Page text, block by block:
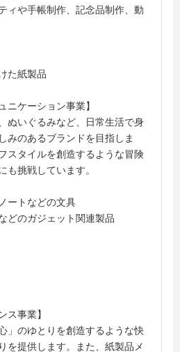
ィや手帳制作、記念品制作、動
た紙製品
ニケーション事業】
ぬいぐるみなど、日常生活で身
みのあるブランドを目指しま
スタイルを創造するような冒険
も挑戦しています。
ートなどの文具
どのガジェット関連製品
ス事業】
」のゆとりを創造するような快
を提供します。また、紙製品メ